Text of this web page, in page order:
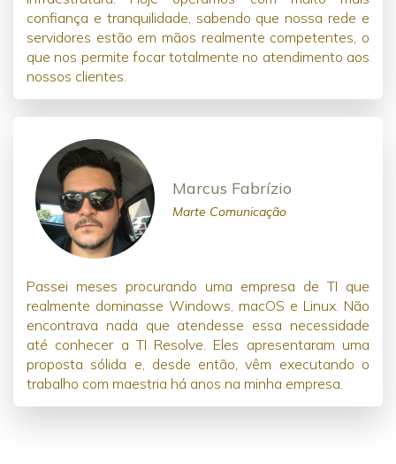
confiança e tranquilidade, sabendo que nossa rede e
servidores estão em mãos realmente competentes, o
que nos permite focar totalmente no atendimento aos
nossos clientes.
Marcus Fabrízio
Marte Comunicação
Passei meses procurando uma empresa de TI que
realmente dominasse Windows, macOS e Linux. Não
encontrava nada que atendesse essa necessidade
até conhecer a TI Resolve. Eles apresentaram uma
proposta sólida e, desde então, vêm executando o
trabalho com maestria há anos na minha empresa.